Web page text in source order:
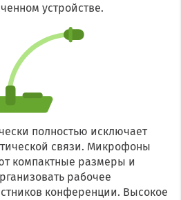
устройстве.
полностью исключает
связи. Микрофоны
компактные размеры и
рабочее
конференции. Высокое